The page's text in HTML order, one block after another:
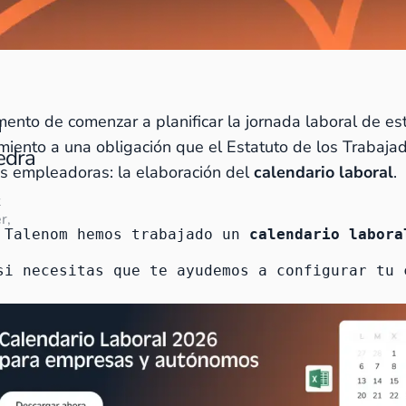
de comenzar a planificar la jornada laboral de
a una obligación que el Estatuto de los
empleadoras: la elaboración delcalendario laboral.
Talenom hemos trabajado un calendario
necesitas que te ayudemos a configurar